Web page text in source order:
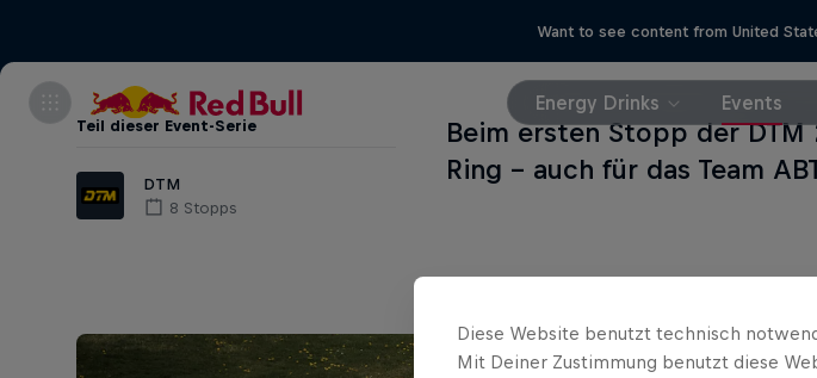
Want to see content from United
Energy Drinks Events
Teil dieser Event-Serie
DTM
8 Stopps
Beim ersten Stopp der DTM
Ring - auch für das Team
Diese Website benutzt technisch
Mit Deiner Zustimmung benutzt diese